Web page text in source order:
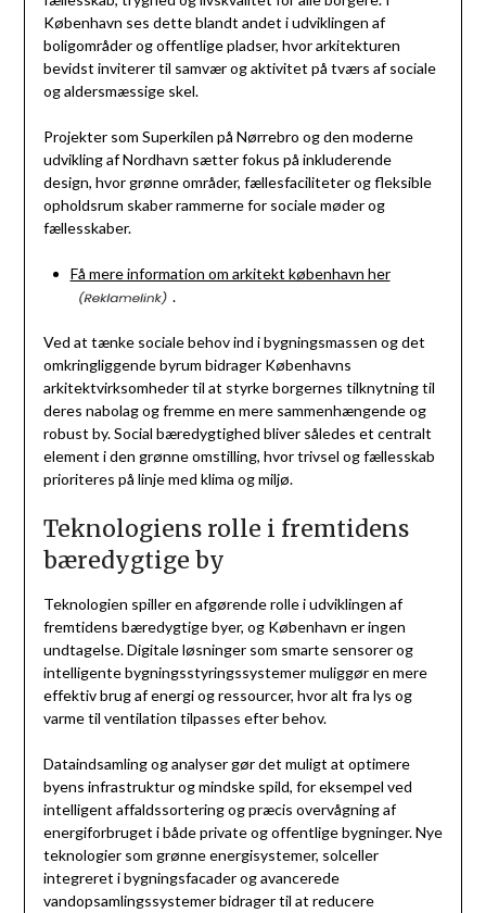
København ses dette blandt andet i udviklingen af
boligområder og offentlige pladser, hvor arkitekturen
bevidst inviterer til samvær og aktivitet på tværs af sociale
og aldersmæssige skel.
Projekter som Superkilen på Nørrebro og den moderne
udvikling af Nordhavn sætter fokus på inkluderende
design, hvor grønne områder, fællesfaciliteter og fleksible
opholdsrum skaber rammerne for sociale møder og
fællesskaber.
Få mere information om arkitekt københavn her
.
Ved at tænke sociale behov ind i bygningsmassen og det
omkringliggende byrum bidrager Københavns
arkitektvirksomheder til at styrke borgernes tilknytning til
deres nabolag og fremme en mere sammenhængende og
robust by. Social bæredygtighed bliver således et centralt
element i den grønne omstilling, hvor trivsel og fællesskab
prioriteres på linje med klima og miljø.
Teknologiens rolle i fremtidens
bæredygtige by
Teknologien spiller en afgørende rolle i udviklingen af
fremtidens bæredygtige byer, og København er ingen
undtagelse. Digitale løsninger som smarte sensorer og
intelligente bygningsstyringssystemer muliggør en mere
effektiv brug af energi og ressourcer, hvor alt fra lys og
varme til ventilation tilpasses efter behov.
Dataindsamling og analyser gør det muligt at optimere
byens infrastruktur og mindske spild, for eksempel ved
intelligent affaldssortering og præcis overvågning af
energiforbruget i både private og offentlige bygninger. Nye
teknologier som grønne energisystemer, solceller
integreret i bygningsfacader og avancerede
vandopsamlingssystemer bidrager til at reducere